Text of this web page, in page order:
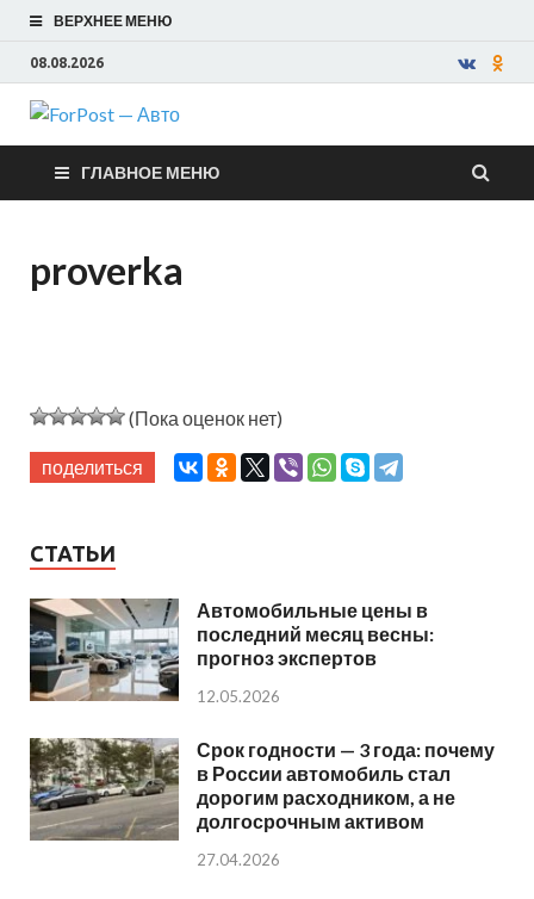
ВЕРХНЕЕ МЕНЮ
08.08.2026
ForPost —
Авто
ГЛАВНОЕ МЕНЮ
proverka
(Пока оценок нет)
поделиться
СТАТЬИ
Автомобильные цены в
последний месяц весны:
прогноз экспертов
12.05.2026
Срок годности — 3 года: почему
в России автомобиль стал
дорогим расходником, а не
долгосрочным активом
27.04.2026